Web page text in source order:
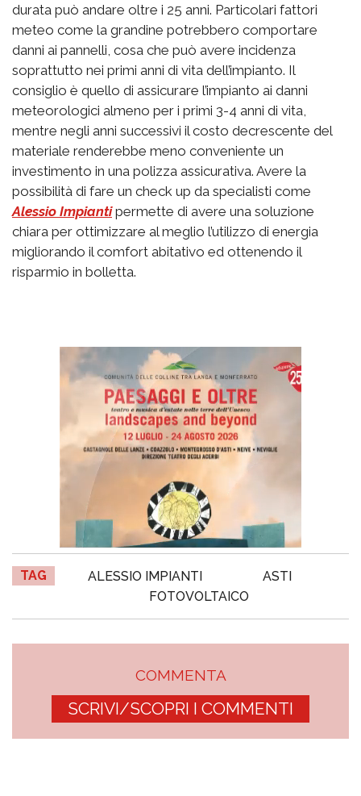
durata può andare oltre i 25 anni. Particolari fattori
meteo come la grandine potrebbero comportare
danni ai pannelli, cosa che può avere incidenza
soprattutto nei primi anni di vita dell’impianto. Il
consiglio è quello di assicurare l’impianto ai danni
meteorologici almeno per i primi 3-4 anni di vita,
mentre negli anni successivi il costo decrescente del
materiale renderebbe meno conveniente un
investimento in una polizza assicurativa. Avere la
possibilità di fare un check up da specialisti come
Alessio Impianti permette di avere una soluzione
chiara per ottimizzare al meglio l’utilizzo di energia
migliorando il comfort abitativo ed ottenendo il
risparmio in bolletta.
TAG ALESSIO IMPIANTI
ASTI
FOTOVOLTAICO
COMMENTA
SCRIVI/SCOPRI I COMMENTI